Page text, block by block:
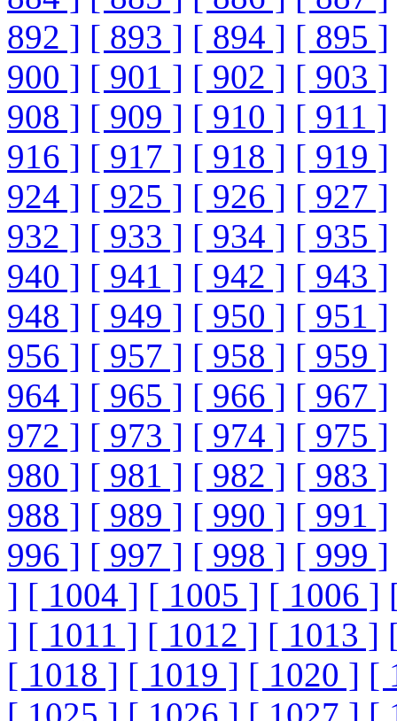
892 ] [ 893 ] [ 894 ] [ 895 ]
900 ] [ 901 ] [ 902 ] [ 903 ]
908 ] [ 909 ] [ 910 ] [ 911 ]
916 ] [ 917 ] [ 918 ] [ 919 ]
924 ] [ 925 ] [ 926 ] [ 927 ]
932 ] [ 933 ] [ 934 ] [ 935 ]
940 ] [ 941 ] [ 942 ] [ 943 ]
948 ] [ 949 ] [ 950 ] [ 951 ]
956 ] [ 957 ] [ 958 ] [ 959 ]
964 ] [ 965 ] [ 966 ] [ 967 ]
972 ] [ 973 ] [ 974 ] [ 975 ]
980 ] [ 981 ] [ 982 ] [ 983 ]
988 ] [ 989 ] [ 990 ] [ 991 ]
996 ] [ 997 ] [ 998 ] [ 999 ]
] [ 1004 ] [ 1005 ] [ 1006 ]
] [ 1011 ] [ 1012 ] [ 1013 ]
[ 1018 ] [ 1019 ] [ 1020 ] [